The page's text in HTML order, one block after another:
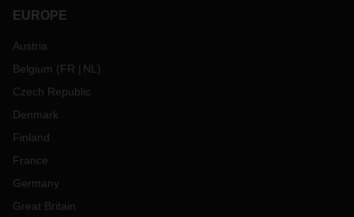
EUROPE
Austria
Belgium (FR NL )
Czech Republic
Denmark
Finland
France
Germany
Great Britain